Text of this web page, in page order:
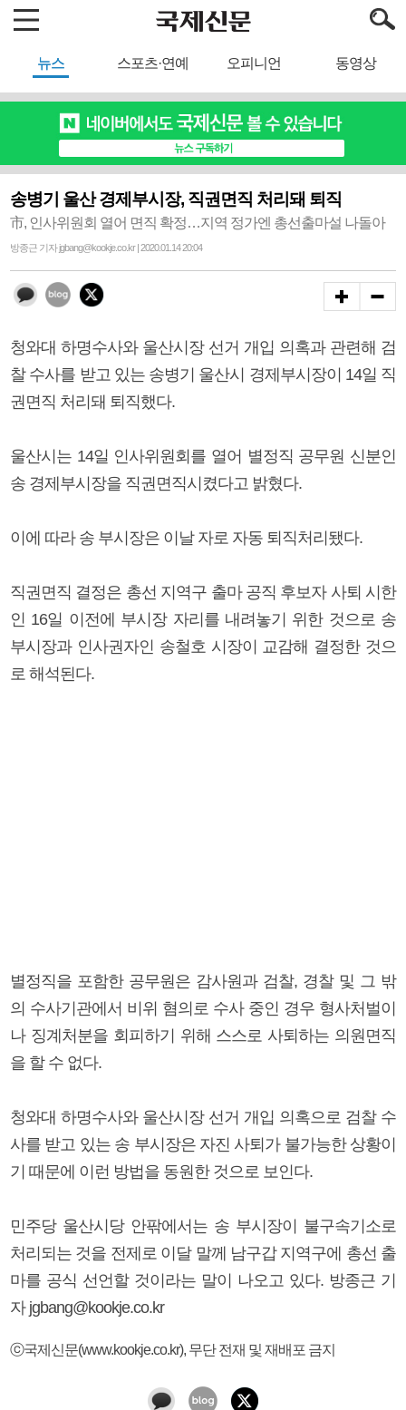
뉴스 스포츠·연예 오피니언 동영상
송병기 울산 경제부시장, 직권면직 처리돼 퇴직
市, 인사위원회 열어 면직 확정…지역 정가엔 총선출마설 나돌아
방종근 기자 jgbang@kookje.co.kr | 2020.01.14 20:04
청와대 하명수사와 울산시장 선거 개입 의혹과 관련해 검
찰 수사를 받고 있는 송병기 울산시 경제부시장이 14일 직
권면직 처리돼 퇴직했다.
울산시는 14일 인사위원회를 열어 별정직 공무원 신분인
송 경제부시장을 직권면직시켰다고 밝혔다.
이에 따라 송 부시장은 이날 자로 자동 퇴직처리됐다.
직권면직 결정은 총선 지역구 출마 공직 후보자 사퇴 시한
인 16일 이전에 부시장 자리를 내려놓기 위한 것으로 송
부시장과 인사권자인 송철호 시장이 교감해 결정한 것으
로 해석된다.
별정직을 포함한 공무원은 감사원과 검찰, 경찰 및 그 밖
의 수사기관에서 비위 혐의로 수사 중인 경우 형사처벌이
나 징계처분을 회피하기 위해 스스로 사퇴하는 의원면직
을 할 수 없다.
청와대 하명수사와 울산시장 선거 개입 의혹으로 검찰 수
사를 받고 있는 송 부시장은 자진 사퇴가 불가능한 상황이
기 때문에 이런 방법을 동원한 것으로 보인다.
민주당 울산시당 안팎에서는 송 부시장이 불구속기소로
처리되는 것을 전제로 이달 말께 남구갑 지역구에 총선 출
마를 공식 선언할 것이라는 말이 나오고 있다. 방종근 기
자 jgbang@kookje.co.kr
ⓒ국제신문(www.kookje.co.kr), 무단 전재 및 재배포 금지